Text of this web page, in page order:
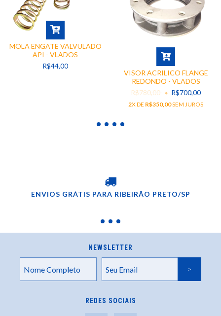
MOLA ENGATE VALVULADO
API - VLADOS
R$44,00
VISOR ACRILICO FLANGE
REDONDO - VLADOS
R$780,00
R$700,00
2X DE R$350,00SEM JUROS
ENVIOS GRÁTIS PARA RIBEIRÃO PRETO/SP
NEWSLETTER
REDES SOCIAIS